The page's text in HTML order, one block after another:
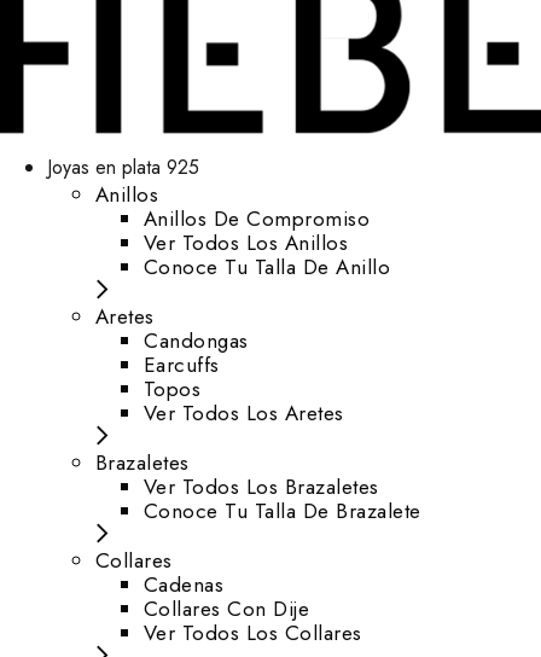
Joyas en plata 925
Anillos
Anillos De Compromiso
Ver Todos Los Anillos
Conoce Tu Talla De Anillo
Aretes
⁠Candongas
Earcuffs
Topos
Ver Todos Los Aretes
Brazaletes
Ver Todos Los Brazaletes
Conoce Tu Talla De Brazalete
Collares
Cadenas
Collares Con Dije
Ver Todos Los Collares